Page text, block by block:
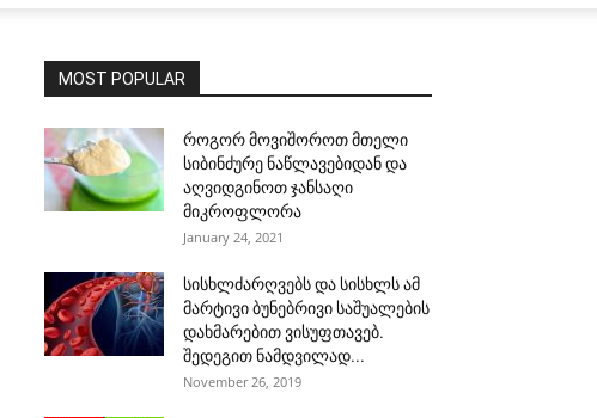
MOST POPULAR
როგორ მოვიშოროთ მთელი
სიბინძურე ნაწლავებიდან და
აღვიდგინოთ ჯანსაღი
მიკროფლორა
January 24, 2021
სისხლძარღვებს და სისხლს ამ
მარტივი ბუნებრივი საშუალების
დახმარებით ვისუფთავებ.
შედეგით ნამდვილად...
November 26, 2019